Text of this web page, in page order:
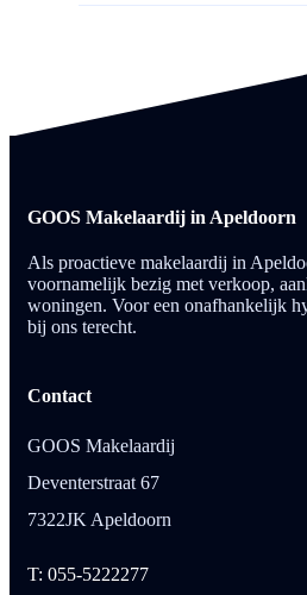
GOOS Makelaardij in Apeldoorn
Als proactieve makelaardij in
voornamelijk bezig met verkoop,
woningen. Voor een onafhankelijk
bij ons terecht.
Contact
GOOS Makelaardij
Deventerstraat 67
7322JK Apeldoorn
T: 055-5222277